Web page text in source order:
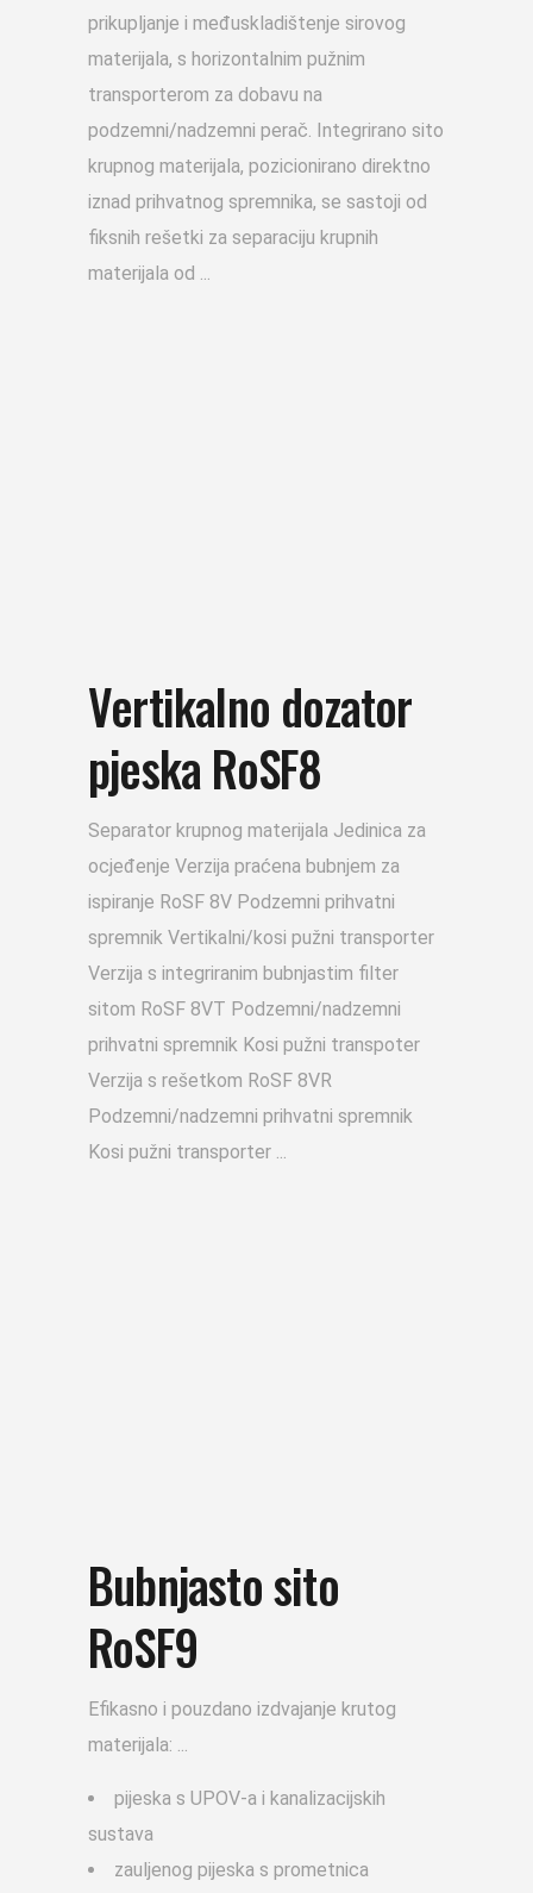
prikupljanje i međuskladištenje sirovog
materijala, s horizontalnim pužnim
transporterom za dobavu na
podzemni/nadzemni perač. Integrirano sito
krupnog materijala, pozicionirano direktno
iznad prihvatnog spremnika, se sastoji od
fiksnih rešetki za separaciju krupnih
materijala od
Vertikalno dozator
pjeska RoSF8
Separator krupnog materijala Jedinica za
ocjeđenje Verzija praćena bubnjem za
ispiranje RoSF 8V Podzemni prihvatni
spremnik Vertikalni/kosi pužni transporter
Verzija s integriranim bubnjastim filter
sitom RoSF 8VT Podzemni/nadzemni
prihvatni spremnik Kosi pužni transpoter
Verzija s rešetkom RoSF 8VR
Podzemni/nadzemni prihvatni spremnik
Kosi pužni transporter
Bubnjasto sito
RoSF9
Efikasno i pouzdano izdvajanje krutog
materijala:
pijeska s UPOV-a i kanalizacijskih
sustava
zauljenog pijeska s prometnica